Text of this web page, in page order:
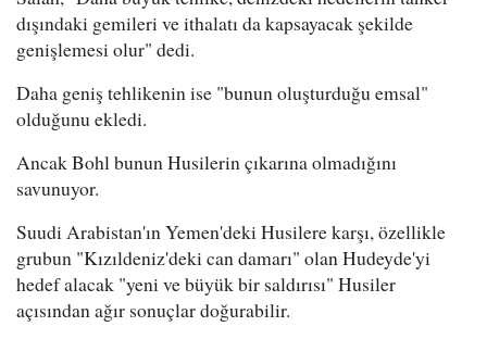
dışındaki gemileri ve ithalatı da kapsayacak şekilde
genişlemesi olur" dedi.
Daha geniş tehlikenin ise "bunun oluşturduğu emsal"
olduğunu ekledi.
Ancak Bohl bunun Husilerin çıkarına olmadığını
savunuyor.
Suudi Arabistan'ın Yemen'deki Husilere karşı, özellikle
grubun "Kızıldeniz'deki can damarı" olan Hudeyde'yi
hedef alacak "yeni ve büyük bir saldırısı" Husiler
açısından ağır sonuçlar doğurabilir.